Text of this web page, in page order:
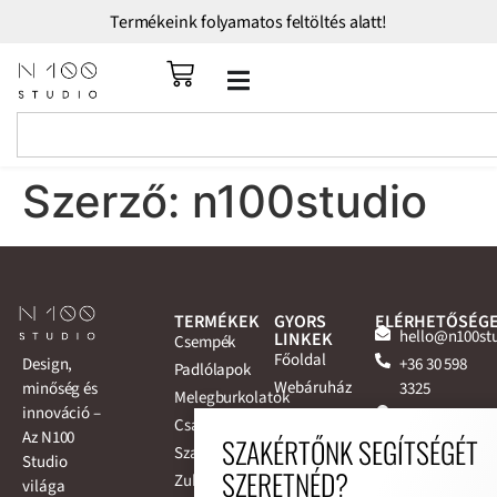
Termékeink folyamatos feltöltés alatt!
Szerző: n100studio
Design,
minőség és
innováció –
Az N100
Studio
világa
TERMÉKEK
Csempék
Padlólapok
Melegburkolatok
Csaptelepek
Szaniterek
Zuhanykabinok
GYORS
LINKEK
Főoldal
Webáruház
Outlet
termékek
Rólunk
+36 30 598
3325
2131 Göd,
Nemeskéri-
Kiss Miklós
SZAKÉRTŐNK SEGÍTSÉGÉT
SZERETNÉD?